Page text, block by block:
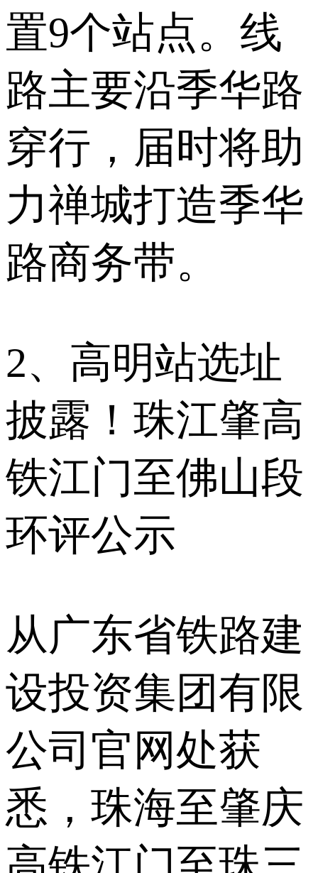
置9个站点。线
路主要沿季华路
穿行，届时将助
力禅城打造季华
路商务带。
2、高明站选址
披露！珠江肇高
铁江门至佛山段
环评公示
从广东省铁路建
设投资集团有限
公司官网处获
悉，珠海至肇庆